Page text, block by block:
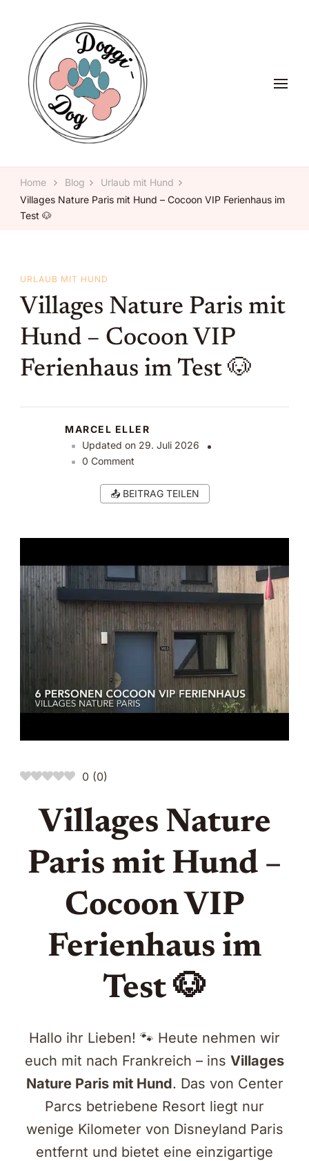
Doggi-Dog
Glückliche Pfoten, glückliches Herz – Doggi-Dog, alles rund um
den Hund.
Home Blog
Urlaub mit Hund
Villages Nature Paris mit Hund – Cocoon VIP Ferienhaus im
Test 🐶
URLAUB MIT HUND
Villages Nature Paris mit
Hund – Cocoon VIP
Ferienhaus im Test 🐶
MARCEL ELLER
Updated on 29. Juli 2026
0 Comment
Nature
Hund
Cocoon
VIP
Ferienhaus
im
Test
📤 BEITRAG TEILEN
0 (0)
Villages Nature
Paris mit Hund –
Cocoon VIP
Ferienhaus im
Test 🐶
Hallo ihr Lieben! 🐾 Heute nehmen wir
euch mit nach Frankreich – ins Villages
Nature Paris mit Hund. Das von Center
Parcs betriebene Resort liegt nur
wenige Kilometer von Disneyland Paris
entfernt und bietet eine einzigartige